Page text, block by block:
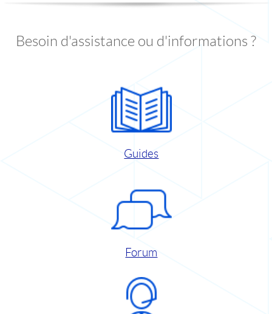
Besoin d'assistance ou d'informations ?
Guides
Forum